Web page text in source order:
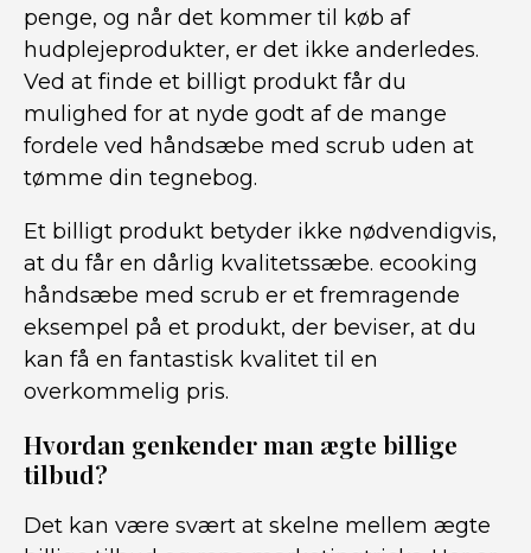
penge, og når det kommer til køb af
hudplejeprodukter, er det ikke anderledes.
Ved at finde et billigt produkt får du
mulighed for at nyde godt af de mange
fordele ved håndsæbe med scrub uden at
tømme din tegnebog.
Et billigt produkt betyder ikke nødvendigvis,
at du får en dårlig kvalitetssæbe. ecooking
håndsæbe med scrub er et fremragende
eksempel på et produkt, der beviser, at du
kan få en fantastisk kvalitet til en
overkommelig pris.
Hvordan genkender man ægte billige
tilbud?
Det kan være svært at skelne mellem ægte